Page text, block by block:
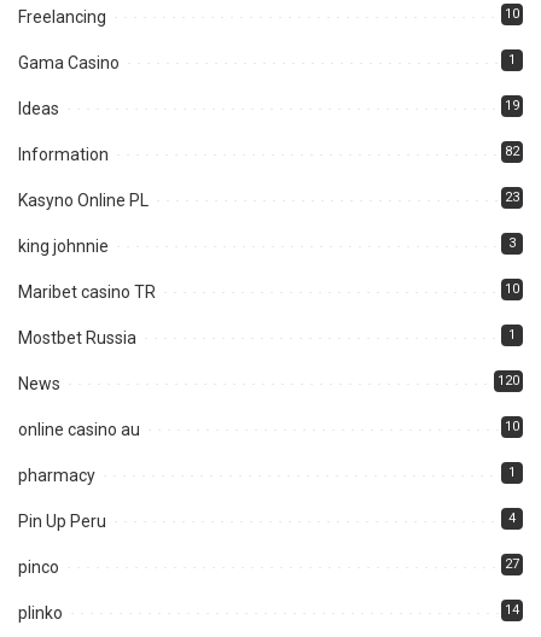
Freelancing 10
Gama Casino 1
Ideas 19
Information 82
Kasyno Online PL 23
king johnnie 3
Maribet casino TR 10
Mostbet Russia 1
News 120
online casino au 10
pharmacy 1
Pin Up Peru 4
pinco 27
plinko 14